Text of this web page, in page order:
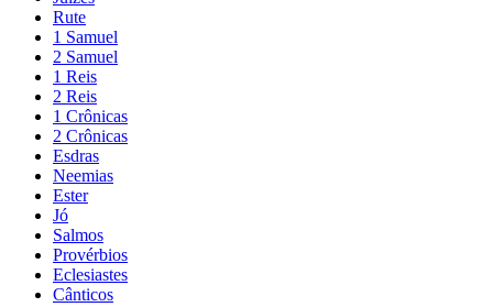
Rute
1 Samuel
2 Samuel
1 Reis
2 Reis
1 Crônicas
2 Crônicas
Esdras
Neemias
Ester
Jó
Salmos
Provérbios
Eclesiastes
Cânticos